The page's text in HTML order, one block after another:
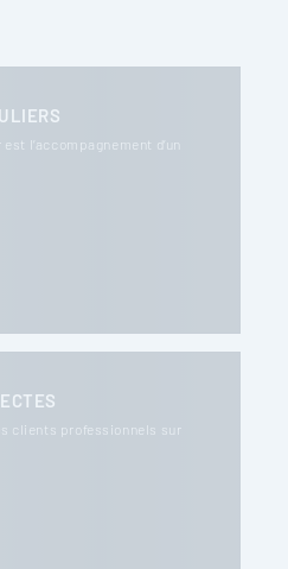
l’accompagnement d’un
clients professionnels sur